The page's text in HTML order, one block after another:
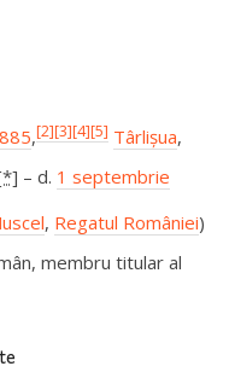
,[2][3][4][5] Târlișua,
– d. 1 septembrie
, Regatul României)
membru titular al